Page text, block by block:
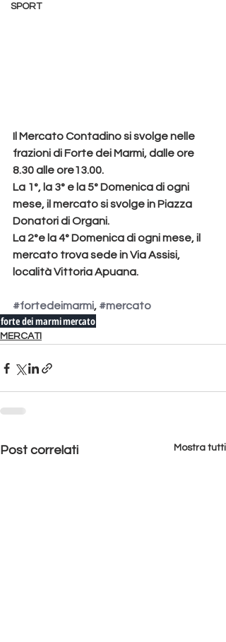
SPORT
Il Mercato Contadino si svolge nelle
frazioni di Forte dei Marmi, dalle ore
8.30 alle ore13.00.
La 1°, la 3° e la 5° Domenica di ogni
mese, il mercato si svolge in Piazza
Donatori di Organi.
La 2°e la 4° Domenica di ogni mese, il
mercato trova sede in Via Assisi,
località Vittoria Apuana.
#fortedeimarmi, #mercato
forte dei marmimercato
MERCATI
Post correlati Mostra tutti